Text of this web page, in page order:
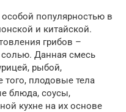
популярностью в
и китайской.
грибов –
Данная смесь
рыбой,
плодовые тела
блюда, соусы,
кухне на их основе